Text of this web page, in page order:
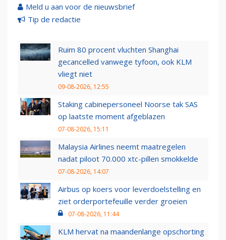
Meld u aan voor de nieuwsbrief
Tip de redactie
Ruim 80 procent vluchten Shanghai
gecancelled vanwege tyfoon, ook KLM
vliegt niet
09-08-2026, 12:55
Staking cabinepersoneel Noorse tak SAS
op laatste moment afgeblazen
07-08-2026, 15:11
Malaysia Airlines neemt maatregelen
nadat piloot 70.000 xtc-pillen smokkelde
07-08-2026, 14:07
Airbus op koers voor leverdoelstelling en
ziet orderportefeuille verder groeien
07-08-2026, 11:44
KLM hervat na maandenlange opschorting